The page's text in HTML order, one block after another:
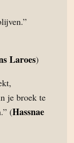
Laroes)
je broek te
(Hassnae